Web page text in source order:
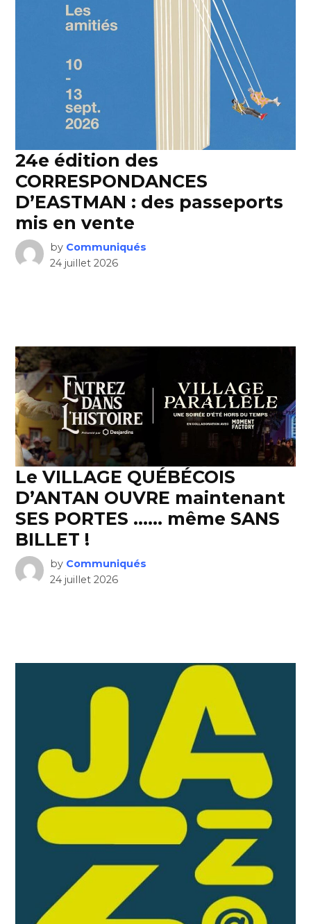
24e édition des
CORRESPONDANCES
D’EASTMAN : des passeports
mis en vente
by Communiqués
24 juillet 2026
Le VILLAGE QUÉBÉCOIS
D’ANTAN OUVRE maintenant
SES PORTES …… même SANS
BILLET !
by Communiqués
24 juillet 2026